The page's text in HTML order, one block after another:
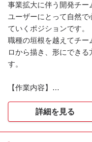
【備考】
・自己PC（OS指定無）
事業拡大に伴う開発チー
ユーザーにとって自然で
ていくポジションです。
職種の垣根を越えてチ
ロから描き、形にでき
す。
【作業内容】
るバックオフィス業務
・プロダクトの課題設定
クション、リリース後の
詳細を見る